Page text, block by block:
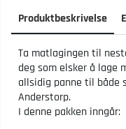
Produktbeskrivelse
Ta matlagingen til
deg som elsker å lage
allsidig panne til både
Anderstorp.
I denne pakken inngår: